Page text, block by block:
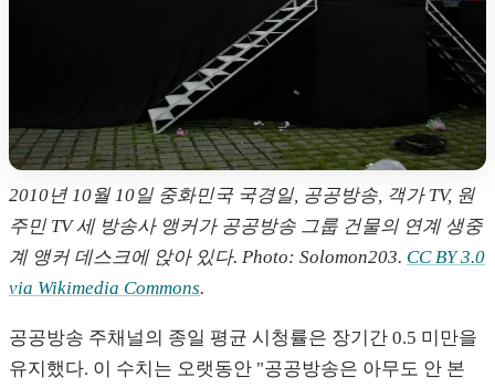
2010년 10월 10일 중화민국 국경일, 공공방송, 객가 TV, 원
주민 TV 세 방송사 앵커가 공공방송 그룹 건물의 연계 생중
계 앵커 데스크에 앉아 있다. Photo: Solomon203. CC BY 3.0
via Wikimedia Commons.
공공방송 주채널의 종일 평균 시청률은 장기간 0.5 미만을
유지했다. 이 수치는 오랫동안 "공공방송은 아무도 안 본